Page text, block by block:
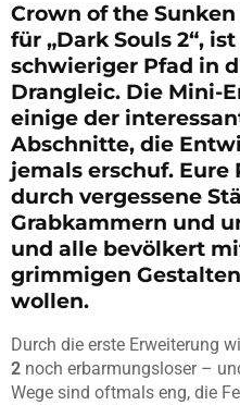
Crown of the
für „Dark Souls 2“,
schwieriger Pfad in
Drangleic. Die Mini-
einige der
Abschnitte, die
jemals erschuf. Eure
durch vergessene
Grabkammern und
und alle bevölkert
grimmigen
wollen.
Durch die erste Erweiterung
2 noch erbarmungsloser –
Wege sind oftmals eng, die